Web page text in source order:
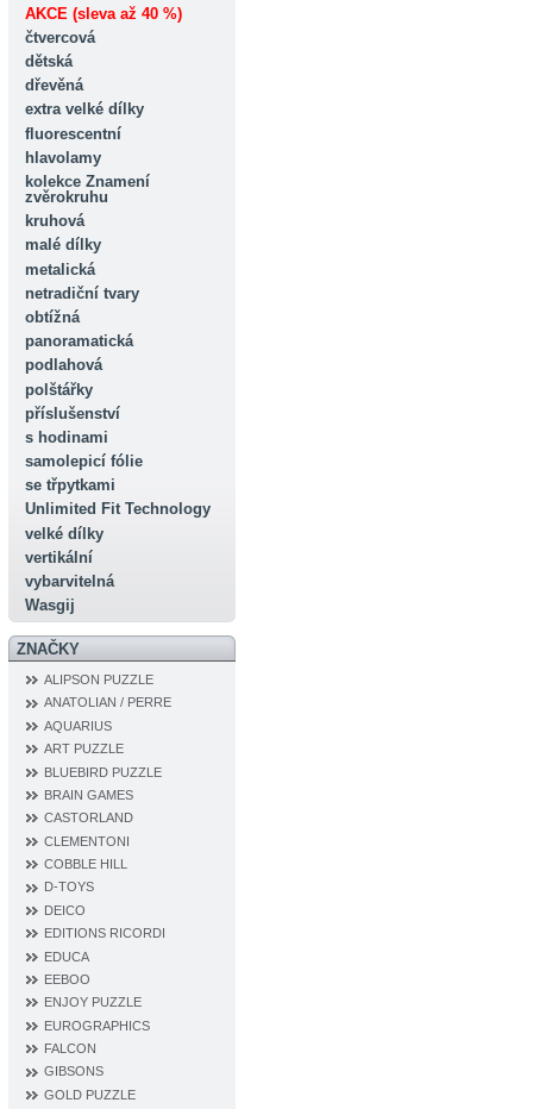
AKCE (sleva až 40 %)
čtvercová
dětská
dřevěná
extra velké dílky
fluorescentní
hlavolamy
kolekce Znamení
zvěrokruhu
kruhová
malé dílky
metalická
netradiční tvary
obtížná
panoramatická
podlahová
polštářky
příslušenství
s hodinami
samolepicí fólie
se třpytkami
Unlimited Fit Technology
velké dílky
vertikální
vybarvitelná
Wasgij
ZNAČKY
ALIPSON PUZZLE
ANATOLIAN / PERRE
AQUARIUS
ART PUZZLE
BLUEBIRD PUZZLE
BRAIN GAMES
CASTORLAND
CLEMENTONI
COBBLE HILL
D‐TOYS
DEICO
EDITIONS RICORDI
EDUCA
EEBOO
ENJOY PUZZLE
EUROGRAPHICS
FALCON
GIBSONS
GOLD PUZZLE